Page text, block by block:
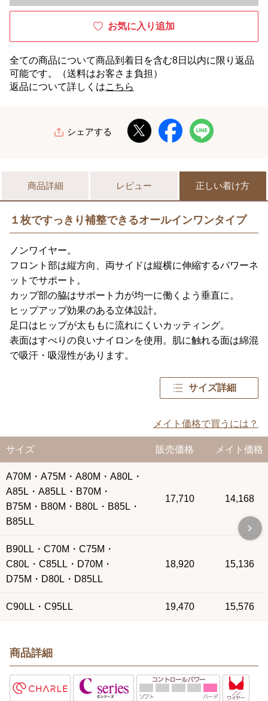
お気に入り追加
全ての商品について商品到着日を含む8日以内に限り返品
可能です。（送料はお客さま負担）
返品について詳しくはこちら
シェアする
商品詳細 レビュー 正しい着け方
１枚ですっきり補整できるオールインワンタイプ
ノンワイヤー。
フロント部は縦方向、両サイドは縦横に伸縮するパワーネ
ットでサポート。
カップ部の脇はサポート力が均一に働くよう垂直に。
ヒップアップ効果のある立体設計。
足口はヒップが太ももに流れにくいカッティング。
表面はすべりの良いナイロンを使用。肌に触れる面は綿混
で吸汗・吸湿性があります。
サイズ詳細
メイト価格で買うには？
サイズ 販売価格 メイト価格
A70M・A75M・A80M・A80L・
A85L・A85LL・B70M・
B75M・B80M・B80L・B85L・
B85LL
17,710 14,168
B90LL・C70M・C75M・
C80L・C85LL・D70M・
D75M・D80L・D85LL
18,920 15,136
C90LL・C95LL 19,470 15,576
商品詳細